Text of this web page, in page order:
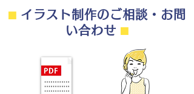
⬛︎イラスト制作のご相談・お問
い合わせ ⬛︎